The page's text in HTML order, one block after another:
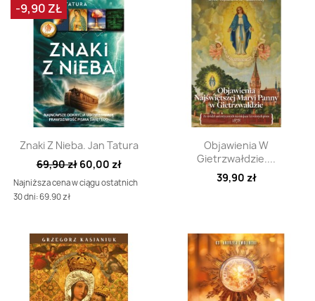
Szybki podgląd
Znaki Z Nieba. Jan Tatura
69,90 zł 60,00 zł
Najniższa cena w ciągu ostatnich
30 dni: 69.90 zł
-9,90 ZŁ
Szybki podgląd
Objawienia W
Gietrzwałdzie....
39,90 zł